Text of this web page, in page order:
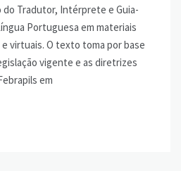
do Tradutor, Intérprete e Guia-
Portuguesa em materiais
virtuais. O texto toma por base
vigente e as diretrizes
em